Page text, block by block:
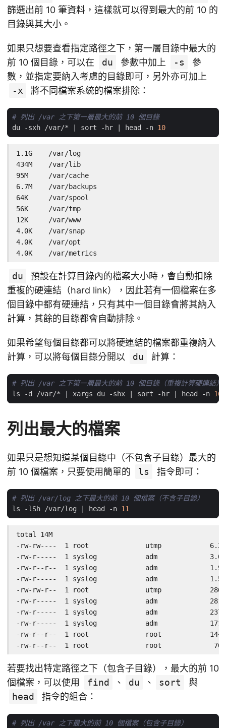
篩選出前 10 筆資料，這樣就可以得到最大的前 10 的
目錄與其大小。
如果只想要查看指定路徑之下，第一層目錄中最大的
前 10 個目錄，可以在
du 參數中加上 -s
參
數，並指定要納入考慮的目錄即可，另外亦可加上
-x
將不同檔案系統的檔案排除：
# 列出 /var 之下第一層最大的前 10 個目錄
du -sxh /var/*
sort -hr head -n 10
1.1G    /var/log
434M    /var/lib
95M     /var/cache
6.7M    /var/backups
64K     /var/spool
56K     /var/tmp
12K     /var/www
4.0K    /var/snap
4.0K    /var/opt
4.0K    /var/metrics
du
預設在計算目錄內的檔案大小時，會自動扣除
重複的硬連結（hard link），因此若有一個檔案在多
個目錄中都有硬連結，只有其中一個目錄會將其納入
計算，其餘的目錄都會自動排除。
如果希望每個目錄都可以將硬連結的檔案都重複納入
計算，可以將每個目錄分開以
du 計算：
# 列出 /var 之下第一層最大的前 10 個目錄（重複計算硬連結）
ls -d /var/*
xargs du -shx sort -hr head -n 10
列出最大的檔案
如果只是想知道某個目錄中（不包含子目錄）最大的
前 10 個檔案，只要使用簡單的
ls 指令即可：
# 列出 /var/log 之下最大的前 10 個檔案（不含子目錄）
ls -lSh /var/log
head -n 11
total 14M
-rw-rw----  1 root              utmp            6.2M
-rw-r-----  1 syslog            adm             3.0M
-rw-r--r--  1 syslog            adm             1.9M
-rw-r-----  1 syslog            adm             1.5M
-rw-rw-r--  1 root              utmp            286K
-rw-r-----  1 syslog            adm             281K
-rw-r-----  1 syslog            adm             237K
-rw-r-----  1 syslog            adm             171K
-rw-r--r--  1 root              root            144K
-rw-r--r--  1 root              root             76K
若要找出特定路徑之下（包含子目錄），最大的前 10
個檔案，可以使用
find 、 du 、 sort
與
head
指令的組合：
# 列出 /var 之下最大的前 10 個檔案（包含子目錄）